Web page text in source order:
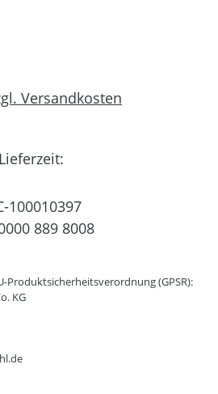
Versandkosten
100010397
889 8008
Produktsicherheitsverordnung (GPSR):
KG